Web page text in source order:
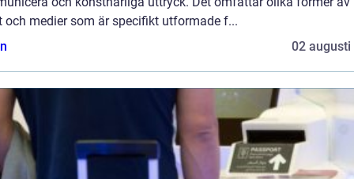
och medier som är specifikt utformade f...
02 augusti